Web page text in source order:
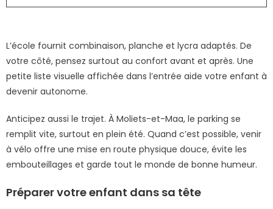
L’école fournit combinaison, planche et lycra adaptés. De
votre côté, pensez surtout au confort avant et après. Une
petite liste visuelle affichée dans l’entrée aide votre enfant à
devenir autonome.
Anticipez aussi le trajet. À Moliets-et-Maa, le parking se
remplit vite, surtout en plein été. Quand c’est possible, venir
à vélo offre une mise en route physique douce, évite les
embouteillages et garde tout le monde de bonne humeur.
Préparer votre enfant dans sa tête